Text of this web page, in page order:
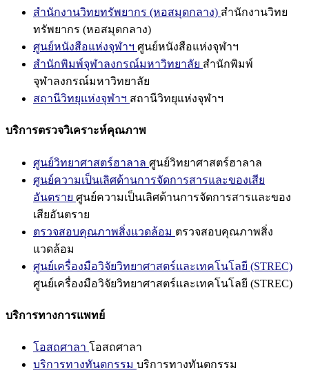
สำนักงานวิทยทรัพยากร (หอสมุดกลาง) สำนักงานวิทย
ทรัพยากร (หอสมุดกลาง)
ศูนย์หนังสือแห่งจุฬาฯ ศูนย์หนังสือแห่งจุฬาฯ
สำนักพิมพ์จุฬาลงกรณ์มหาวิทยาลัย สำนักพิมพ์
จุฬาลงกรณ์มหาวิทยาลัย
สถานีวิทยุแห่งจุฬาฯ สถานีวิทยุแห่งจุฬาฯ
บริการตรวจวิเคราะห์คุณภาพ
ศูนย์วิทยาศาสตร์ฮาลาล ศูนย์วิทยาศาสตร์ฮาลาล
ศูนย์ความเป็นเลิศด้านการจัดการสารและของเสีย
อันตราย ศูนย์ความเป็นเลิศด้านการจัดการสารและของ
เสียอันตราย
ตรวจสอบคุณภาพสิ่งแวดล้อม ตรวจสอบคุณภาพสิ่ง
แวดล้อม
ศูนย์เครื่องมือวิจัยวิทยาศาสตร์และเทคโนโลยี (STREC)
ศูนย์เครื่องมือวิจัยวิทยาศาสตร์และเทคโนโลยี (STREC)
บริการทางการแพทย์
โอสถศาลา โอสถศาลา
บริการทางทันตกรรม บริการทางทันตกรรม